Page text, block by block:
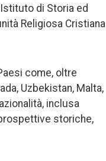
di Storia ed
Religiosa Cristiana
come, oltre
Uzbekistan, Malta,
inclusa
storiche,